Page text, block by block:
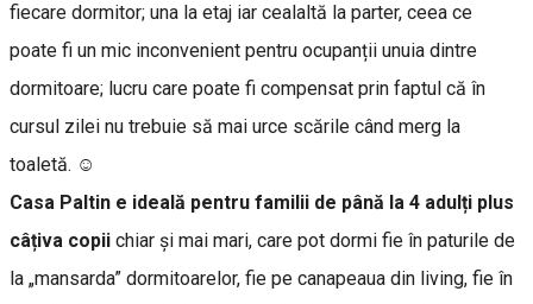
fiecare dormitor; una la etaj iar cealaltă la parter, ceea ce
poate fi un mic inconvenient pentru ocupanții unuia dintre
dormitoare; lucru care poate fi compensat prin faptul că în
cursul zilei nu trebuie să mai urce scările când merg la
toaletă. ☺️
Casa Paltin e ideală pentru familii de până la 4 adulți plus
câțiva copii chiar și mai mari, care pot dormi fie în paturile de
la „mansarda” dormitoarelor, fie pe canapeaua din living, fie în